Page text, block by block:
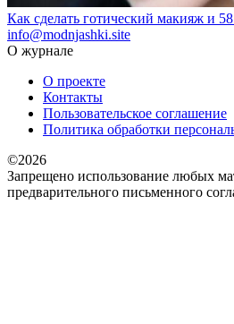
Как сделать готический макияж и
info@modnjashki.site
О журнале
О проекте
Контакты
Пользовательское соглашение
Политика обработки
©2026
Запрещено использование любых
предварительного письменного